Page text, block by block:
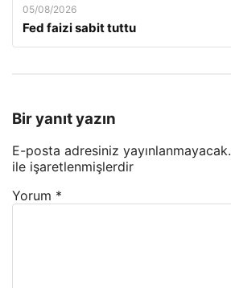
05/08/2026
Fed faizi sabit tuttu
Bir yanıt yazın
E-posta adresiniz yayınlanmayacak.
ile işaretlenmişlerdir
Yorum *